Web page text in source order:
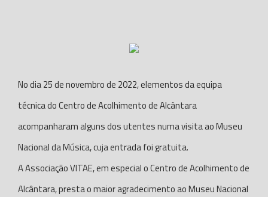
No dia 25 de novembro de 2022, elementos da equipa
técnica do Centro de Acolhimento de Alcântara
acompanharam alguns dos utentes numa visita ao Museu
Nacional da Música, cuja entrada foi gratuita.
A Associação VITAE, em especial o Centro de Acolhimento de
Alcântara, presta o maior agradecimento ao Museu Nacional